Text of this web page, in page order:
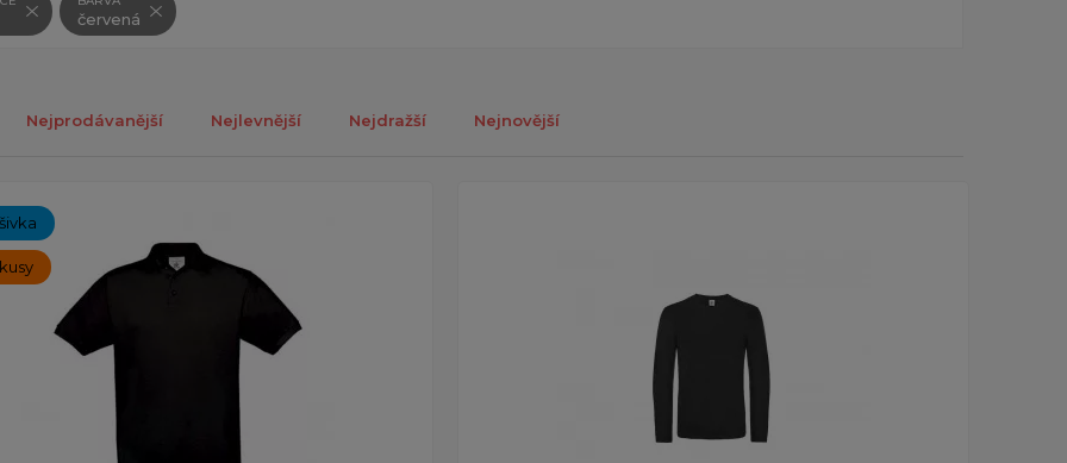
červená
Nejprodávanější Nejlevnější Nejdražší Nejnovější